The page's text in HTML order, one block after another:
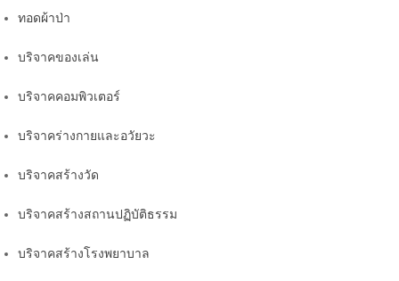
ทอดผ้าป่า
บริจาคของเล่น
บริจาคคอมพิวเตอร์
บริจาคร่างกายและอวัยวะ
บริจาคสร้างวัด
บริจาคสร้างสถานปฏิบัติธรรม
บริจาคสร้างโรงพยาบาล